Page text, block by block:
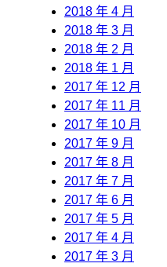
2018 年 4 月
2018 年 3 月
2018 年 2 月
2018 年 1 月
2017 年 12 月
2017 年 11 月
2017 年 10 月
2017 年 9 月
2017 年 8 月
2017 年 7 月
2017 年 6 月
2017 年 5 月
2017 年 4 月
2017 年 3 月